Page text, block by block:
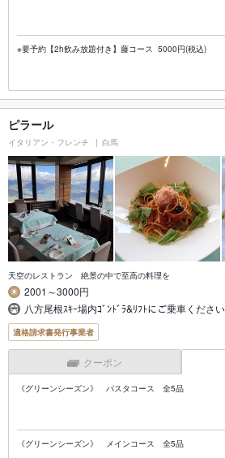
※要予約【2h飲み放題付き】藤コース 5000円(税込)
ピラール
イタリアン・フレンチ 白馬
天空のレストラン 絶景の中で至高の料理を
2001～3000円
八方尾根ｽｷｰ場内ｺﾞﾝﾄﾞﾗ&ﾘﾌﾄにご乗車ください
適格請求書発行事業者
クーポン
《グリーンシーズン》 パスタコース 全5品
《グリーンシーズン》 メインコース 全5品